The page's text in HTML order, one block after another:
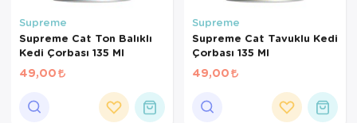
Supreme
Supreme Cat Ton Balıklı
Kedi Çorbası 135 Ml
49,00
Supreme
Supreme Cat Tavuklu Kedi
Çorbası 135 Ml
49,00